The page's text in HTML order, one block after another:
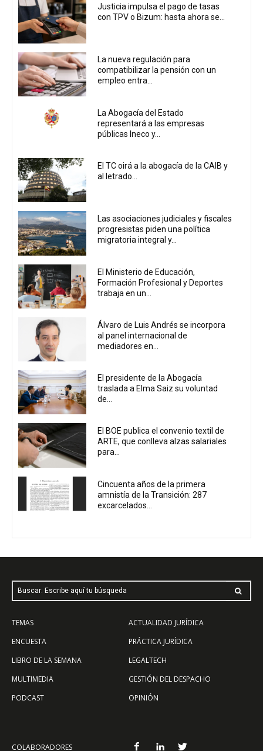
Justicia impulsa el pago de tasas
con TPV o Bizum: hasta ahora se...
La nueva regulación para
compatibilizar la pensión con un
empleo entra...
La Abogacía del Estado
representará a las empresas
públicas Ineco y...
El TC oirá a la abogacía de la CAIB y
al letrado...
Las asociaciones judiciales y fiscales
progresistas piden una política
migratoria integral y...
El Ministerio de Educación,
Formación Profesional y Deportes
trabaja en un...
Álvaro de Luis Andrés se incorpora
al panel internacional de
mediadores en...
El presidente de la Abogacía
traslada a Elma Saiz su voluntad
de...
El BOE publica el convenio textil de
ARTE, que conlleva alzas salariales
para...
Cincuenta años de la primera
amnistía de la Transición: 287
excarcelados...
Buscar: Escribe aquí tu búsqueda
TEMAS
ENCUESTA
LIBRO DE LA SEMANA
MULTIMEDIA
PODCAST
ACTUALIDAD JURÍDICA
PRÁCTICA JURÍDICA
LEGALTECH
GESTIÓN DEL DESPACHO
OPINIÓN
COLABORADORES